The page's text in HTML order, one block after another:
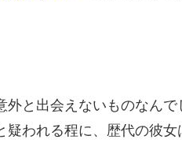
と出会えないものなんで
疑われる程に、歴代の彼女